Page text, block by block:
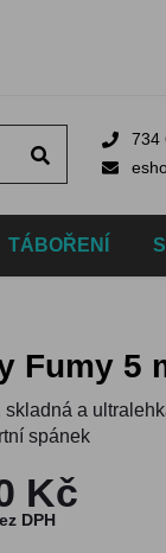
734
TÁBOŘENÍ
Fumy 5
skladná a
spánek
Kč
DPH